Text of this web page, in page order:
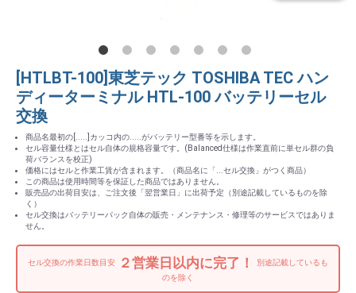
[HTLBT-100]東芝テック TOSHIBA TEC ハン
ディーターミナル HTL-100 バッテリーセル
交換
商品名最初の[.....]カッコ内の.....がバッテリー型番等を示します。
セル容量仕様とはセル自体の規格容量です。(Balanced仕様は作業直前に単セル群の負
荷バランスを校正)
価格にはセルと作業工賃が含まれます。（商品名に「...セル交換」がつく商品）
この商品は使用時間等を保証した商品ではありません。
販売品の出荷目安は、ご注文後「翌営業日」に出荷予定（別途記載しているものを除
く）
セル交換はバッテリーパック自体の販売・メンテナンス・修理等のサービスではありま
せん。
セル交換の作業日数目安 ２営業日以内に完了！
別途記載しているも
のを除く